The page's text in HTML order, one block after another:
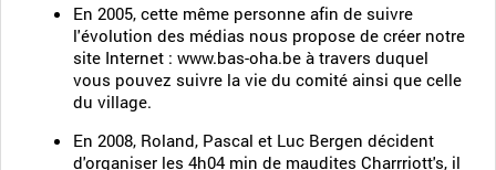
En 2005, cette même personne afin de suivre
l'évolution des médias nous propose de créer notre
site Internet : www.bas-oha.be à travers duquel
vous pouvez suivre la vie du comité ainsi que celle
du village.
En 2008, Roland, Pascal et Luc Bergen décident
d'organiser les 4h04 min de maudites Charrriott's, il